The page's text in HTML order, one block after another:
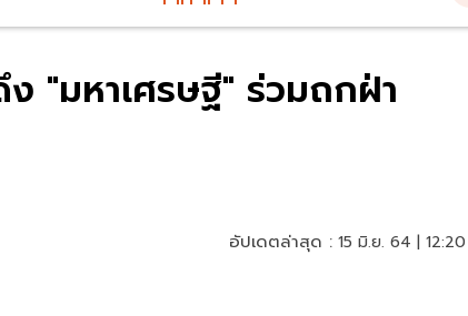
"มหาเศรษฐี" ร่วมถกฝ่า
อัปเดตล่าสุด : 15 มิ.ย. 64 |